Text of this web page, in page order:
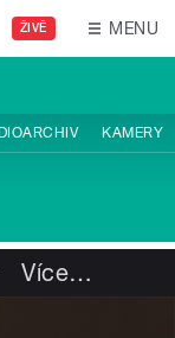
ŽIVĚ MENU
KAMERY
Více…